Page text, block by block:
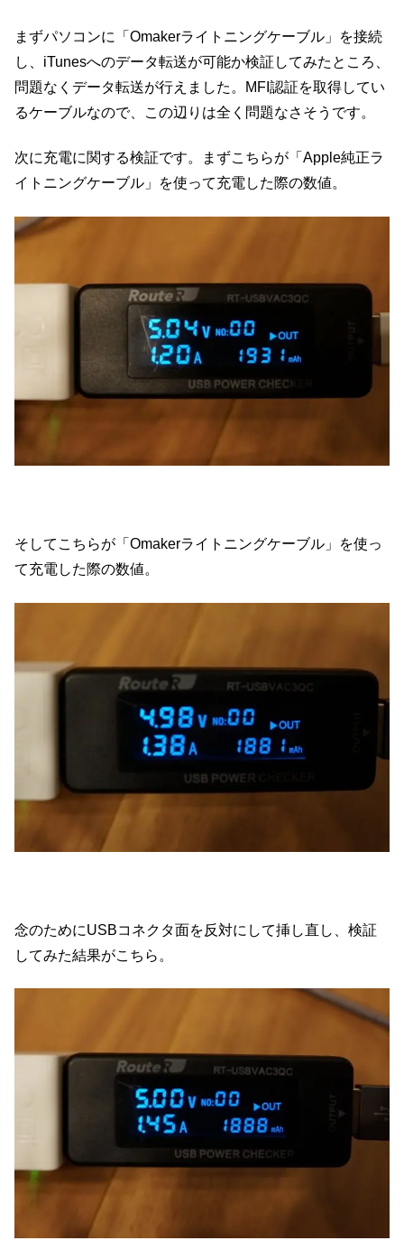
まずパソコンに「Omakerライトニングケーブル」を接続
し、iTunesへのデータ転送が可能か検証してみたところ、
問題なくデータ転送が行えました。MFI認証を取得してい
るケーブルなので、この辺りは全く問題なさそうです。
次に充電に関する検証です。まずこちらが「Apple純正ラ
イトニングケーブル」を使って充電した際の数値。
そしてこちらが「Omakerライトニングケーブル」を使っ
て充電した際の数値。
念のためにUSBコネクタ面を反対にして挿し直し、検証
してみた結果がこちら。